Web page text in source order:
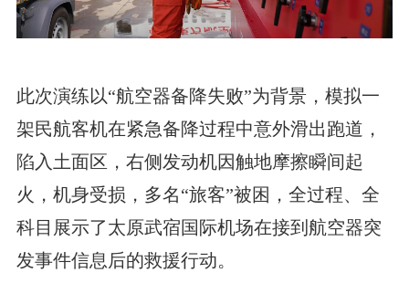
此次演练以“航空器备降失败”为背景，模拟一
架民航客机在紧急备降过程中意外滑出跑道，
陷入土面区，右侧发动机因触地摩擦瞬间起
火，机身受损，多名“旅客”被困，全过程、全
科目展示了太原武宿国际机场在接到航空器突
发事件信息后的救援行动。